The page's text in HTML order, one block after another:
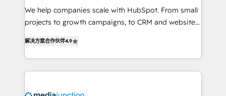
HubSpot Rising Star Why us? Harnessing the full
potential of the powerful HubSpot CRM. ✔️A team of
HubSpot experience ✔️Flexible pricing models —
Hourly-fee (assigned one Dedicated HubSpot
requirement). ✔️Helped over 25,000+ customers so
We help companies scale with HubSpot. From small
projects to growth campaigns, to CRM and websites.
HubSpot and willing to work hand-in-hand with your
team to simplify the complex and build a better
experience for your team and customers.
解决方案合作伙伴4.9